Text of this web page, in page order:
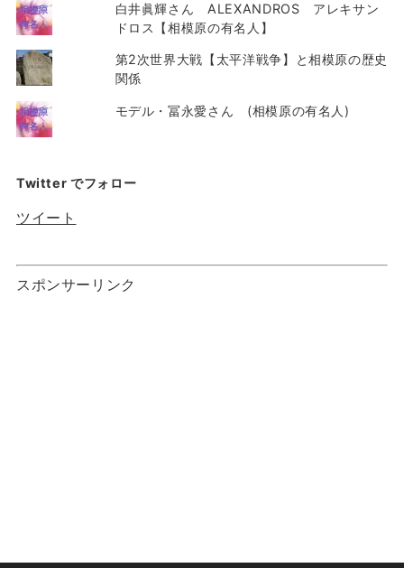
白井眞輝さん ALEXANDROS アレキサン
ドロス【相模原の有名人】
第2次世界大戦【太平洋戦争】と相模原の歴史
関係
モデル・冨永愛さん (相模原の有名人)
Twitter でフォロー
ツイート
スポンサーリンク